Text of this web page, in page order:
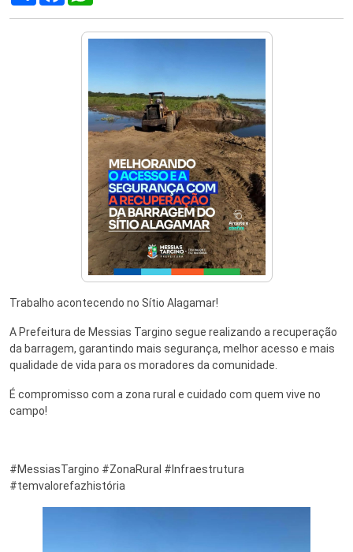
Trabalho acontecendo no Sítio Alagamar!
A Prefeitura de Messias Targino segue realizando a recuperação
da barragem, garantindo mais segurança, melhor acesso e mais
qualidade de vida para os moradores da comunidade.
É compromisso com a zona rural e cuidado com quem vive no
campo!
#MessiasTargino #ZonaRural #Infraestrutura
#temvalorefazhistória